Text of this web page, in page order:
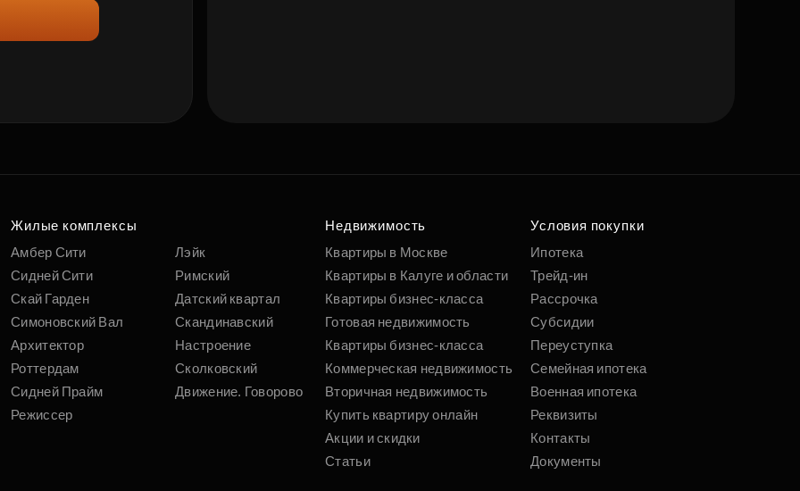
Жилые комплексы
Амбер Сити
Сидней Сити
Скай Гарден
Симоновский Вал
Архитектор
Роттердам
Сидней Прайм
Режиссер
Лэйк
Римский
Датский квартал
Скандинавский
Настроение
Сколковский
Движение. Говорово
Недвижимость
Квартиры в Москве
Квартиры в Калуге и области
Квартиры бизнес-класса
Готовая недвижимость
Квартиры бизнес-класса
Коммерческая недвижимость
Вторичная недвижимость
Купить квартиру онлайн
Акции и скидки
Статьи
Условия покупки
Ипотека
Трейд-ин
Рассрочка
Субсидии
Переуступка
Семейная ипотека
Военная ипотека
Реквизиты
Контакты
Документы